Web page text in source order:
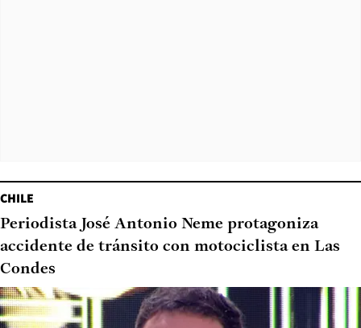
CHILE
Periodista José Antonio Neme protagoniza
accidente de tránsito con motociclista en Las
Condes